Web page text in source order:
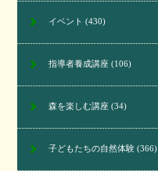
イベント (430)
指導者養成講座(106)
森を楽しむ講座(34)
子どもたちの自然体験(366)